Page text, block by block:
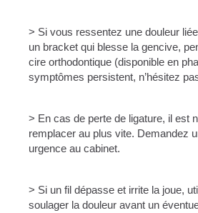
> Si vous ressentez une douleur
un bracket qui blesse la gencive,
cire orthodontique (disponible en
symptômes persistent, n’hésitez
> En cas de perte de ligature, il est
remplacer au plus vite. Demandez
urgence au cabinet.
> Si un fil dépasse et irrite la joue,
soulager la douleur avant un